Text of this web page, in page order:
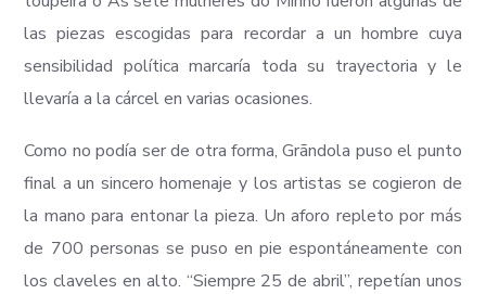
las piezas escogidas para recordar a un hombre cuya
sensibilidad política marcaría toda su trayectoria y le
llevaría a la cárcel en varias ocasiones.
Como no podía ser de otra forma, Grãndola puso el punto
final a un sincero homenaje y los artistas se cogieron de
la mano para entonar la pieza. Un aforo repleto por más
de 700 personas se puso en pie espontáneamente con
los claveles en alto. “Siempre 25 de abril”, repetían unos